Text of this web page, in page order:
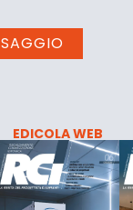
EDICOLA WEB